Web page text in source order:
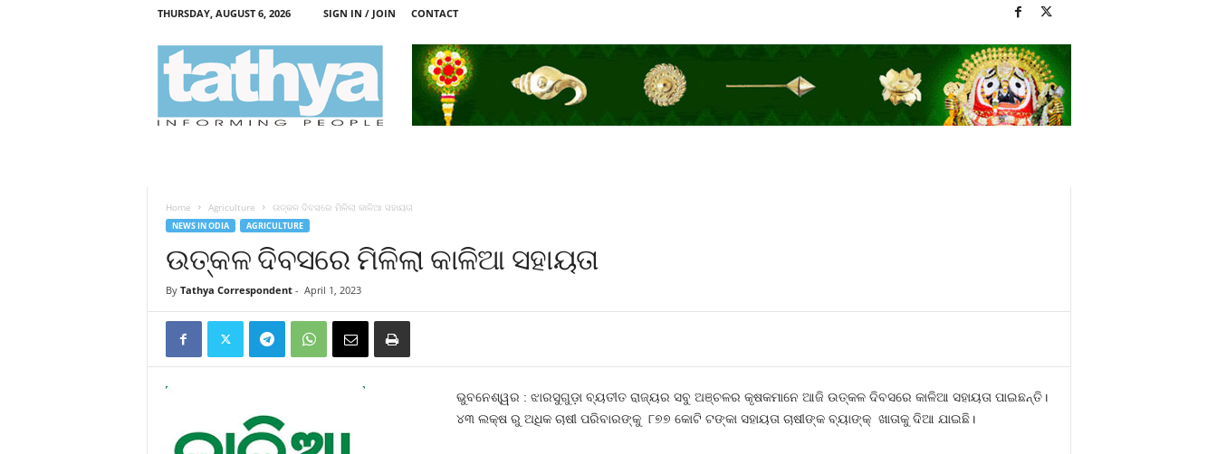
THURSDAY, AUGUST 6, 2026 SIGN IN / JOIN CONTACT
Home Agriculture ଉତ୍କଳ ଦିବସରେ ମିଳିଲା କାଳିଆ ସହାୟତା
NEWS IN ODIA AGRICULTURE
ଉତ୍କଳ ଦିବସରେ ମିଳିଲା କାଳିଆ ସହାୟତା
By Tathya Correspondent- April 1, 2023
ଭୁବନେଶ୍ୱର : ଝାରସୁଗୁଡ଼ା ବ୍ୟତୀତ ରାଜ୍ୟର ସବୁ ଅଞ୍ଚଳର କୃଷକମାନେ ଆଜି ଉତ୍କଳ ଦିବସରେ କାଳିଆ ସହାୟତା ପାଇଛନ୍ତି।
୪୩ ଲକ୍ଷ ରୁ ଅଧିକ ଚାଷୀ ପରିବାରଙ୍କୁ ୮୭୭ କୋଟି ଟଙ୍କା ସହାୟତା ଚାଷୀଙ୍କ ବ୍ୟାଙ୍କ୍‍ ଖାତାକୁ ଦିଆ ଯାଇଛି।